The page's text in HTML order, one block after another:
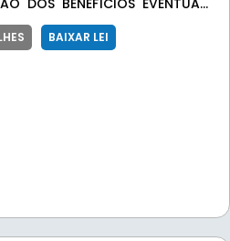
DOS BENEFÍCIOS EVENTUAIS
BAIXAR LEI